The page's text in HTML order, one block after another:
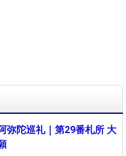
弥陀巡礼｜第29番札所 大